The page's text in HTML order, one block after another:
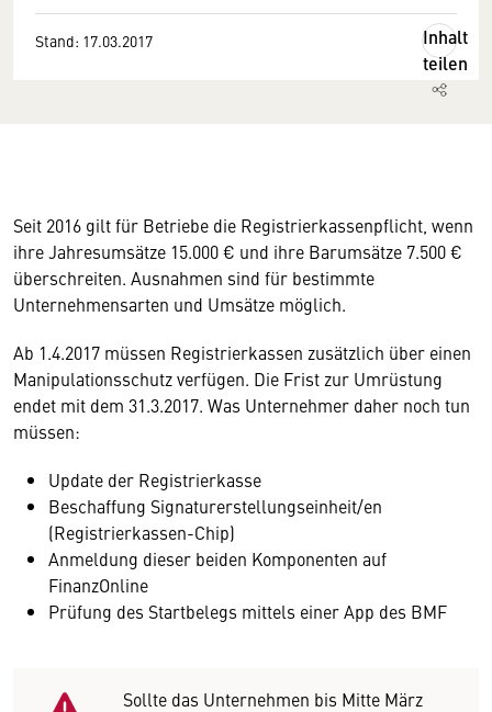
Stand: 17.03.2017
Inhalt
teilen
Seit 2016 gilt für Betriebe die Registrierkassenpflicht, wenn
ihre Jahresumsätze 15.000 € und ihre Barumsätze 7.500 €
überschreiten. Ausnahmen sind für bestimmte
Unternehmensarten und Umsätze möglich.
Ab 1.4.2017 müssen Registrierkassen zusätzlich über einen
Manipulationsschutz verfügen. Die Frist zur Umrüstung
endet mit dem 31.3.2017. Was Unternehmer daher noch tun
müssen:
Update der Registrierkasse
Beschaffung Signaturerstellungseinheit/en
(Registrierkassen-Chip)
Anmeldung dieser beiden Komponenten auf
FinanzOnline
Prüfung des Startbelegs mittels einer App des BMF
Sollte das Unternehmen bis Mitte März